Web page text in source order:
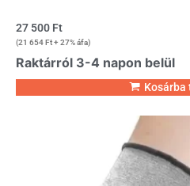
27 500 Ft
(21 654Ft+ 27% áfa)
Raktárról 3-4 napon belül
Kosárba